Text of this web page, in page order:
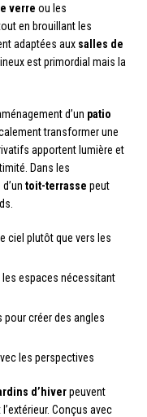
verre ou les
en brouillant les
adaptées aux salles de
est primordial mais la
d’un patio
transformer une
apportent lumière et
Dans les
toit-terrasse peut
ciel plutôt que vers les
espaces nécessitant
créer des angles
les perspectives
d’hiverpeuvent
Conçus avec